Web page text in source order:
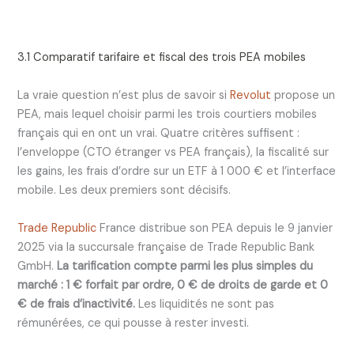
3.1 Comparatif tarifaire et fiscal des trois PEA mobiles
La vraie question n’est plus de savoir siRevolut propose un
PEA, mais lequel choisir parmi les trois courtiers mobiles
français qui en ont un vrai. Quatre critères suffisent :
l’enveloppe (CTO étranger vs PEA français), la fiscalité sur
les gains, les frais d’ordre sur un ETF à 1 000 € et l’interface
mobile. Les deux premiers sont décisifs.
Trade Republic France distribue son PEA depuis le 9 janvier
2025 via la succursale française de Trade Republic Bank
GmbH.La tarification compte parmi les plus simples du
marché : 1 € forfait par ordre, 0 € de droits de garde et 0
€ de frais d’inactivité. Les liquidités ne sont pas
rémunérées, ce qui pousse à rester investi.